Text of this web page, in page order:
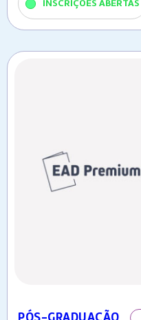
INSCRIÇÕES ABERTAS